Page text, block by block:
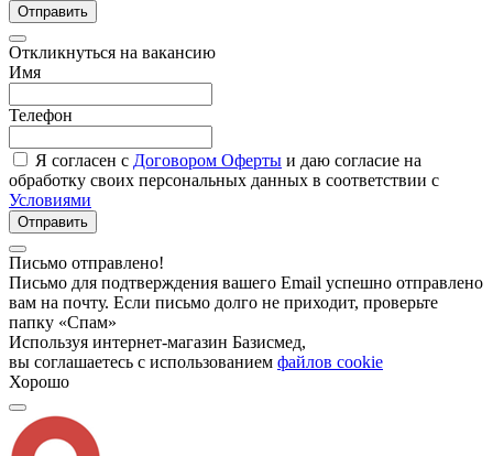
Отправить
Откликнуться на вакансию
Имя
Телефон
Я согласен с Договором Оферты и даю согласие на
обработку своих персональных данных в соответствии с
Условиями
Отправить
Письмо отправлено!
Письмо для подтверждения вашего Email успешно отправлено
вам на почту. Если письмо долго не приходит, проверьте
папку «Спам»
Используя интернет-магазин Базисмед,
вы соглашаетесь с использованием файлов cookie
Хорошо